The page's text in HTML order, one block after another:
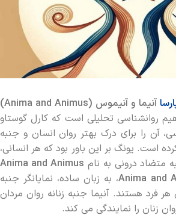
آنیما و آنیموس (Anima and Animus
)
روانشناسی تحلیلی است که کارل گوستاو
آن را برای درک بهتر روان انسان و جنبه‌
است. یونگ بر این باور بود که هر انسانی،
متضاد درونی به نام Anima and Animus
Anima and، به زبان ساده، نمایانگر جنبه‌
هر فرد هستند. آنیما جنبه زنانه روان مردان
زنان را نمایندگی می ‌کند.